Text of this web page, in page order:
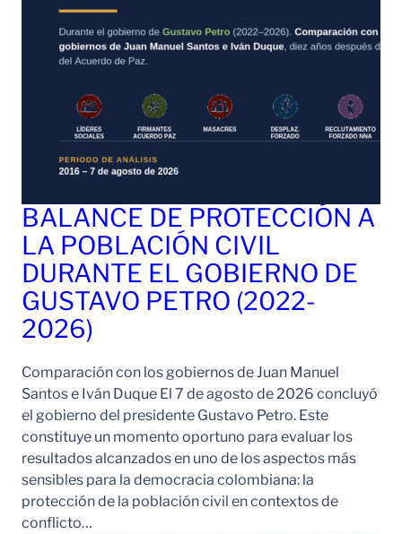
BALANCE DE PROTECCIÓN A
LA POBLACIÓN CIVIL
DURANTE EL GOBIERNO DE
GUSTAVO PETRO (2022-
2026)
Comparación con los gobiernos de Juan Manuel
Santos e Iván Duque El 7 de agosto de 2026 concluyó
el gobierno del presidente Gustavo Petro. Este
constituye un momento oportuno para evaluar los
resultados alcanzados en uno de los aspectos más
sensibles para la democracia colombiana: la
protección de la población civil en contextos de
conflicto…